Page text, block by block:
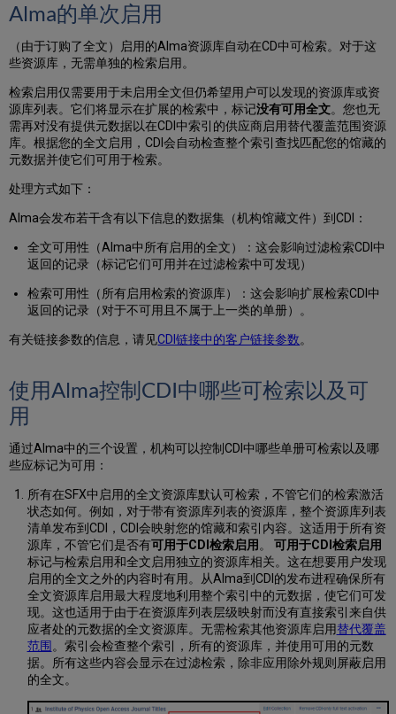
用
电
子
源
库
编
辑
器
的
CDI
选
卡
中
“我
们
只
订
了
资
中
的
分
题
名”
设
置
“仅
CDI
全
文
启
用”
选
项
Alma的单次启用
（由于订购了全文）启用的Alma资源库自动在CD中可检索。对于这
些资源库，无需单独的检索启用。
检索启用仅需要用于未启用全文但仍希望用户可以发现的资源库或资
源库列表。它们将显示在扩展的检索中，标记没有可用全文。您也无
需再对没有提供元数据以在CDI中索引的供应商启用替代覆盖范围资源
库。根据您的全文启用，CDI会自动检查整个索引查找匹配您的馆藏的
元数据并使它们可用于检索。
处理方式如下：
Alma会发布若干含有以下信息的数据集（机构馆藏文件）到CDI：
全文可用性（Alma中所有启用的全文）：这会影响过滤检索CDI中
返回的记录（标记它们可用并在过滤检索中可发现）
检索可用性（所有启用检索的资源库）：这会影响扩展检索CDI中
返回的记录（对于不可用且不属于上一类的单册）。
有关链接参数的信息，请见CDI链接中的客户链接参数。
使用Alma控制CDI中哪些可检索以及可
用
通过Alma中的三个设置，机构可以控制CDI中哪些单册可检索以及哪
些应标记为可用：
所有在SFX中启用的全文资源库默认可检索，不管它们的检索激活
状态如何。例如，对于带有资源库列表的资源库，整个资源库列表
清单发布到CDI，CDI会映射您的馆藏和索引内容。这适用于所有资
源库，不管它们是否有可用于CDI检索启用 。 可用于CDI检索启用
标记与检索启用和全文启用独立的资源库相关。这在想要用户发现
启用的全文之外的内容时有用。从Alma到CDI的发布进程确保所有
全文资源库启用最大程度地利用整个索引中的元数据，使它们可发
现。这也适用于由于在资源库列表层级映射而没有直接索引来自供
应者处的元数据的全文资源库。无需检索其他资源库启用替代覆盖
范围 。索引会检查整个索引，所有的资源库，并使用可用的元数
据。所有这些内容会显示在过滤检索，除非应用除外规则屏蔽启用
的全文。